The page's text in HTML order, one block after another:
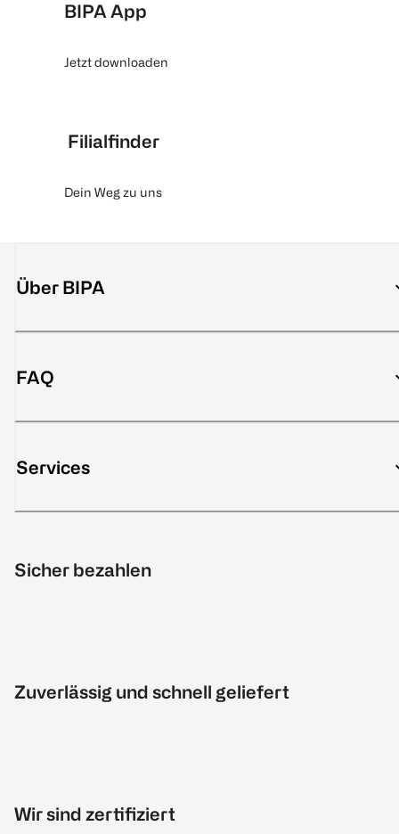
BIPA App
Jetzt downloaden
Filialfinder
Dein Weg zu uns
Über BIPA
FAQ
Services
Sicher bezahlen
Zuverlässig und schnell geliefert
Wir sind zertifiziert